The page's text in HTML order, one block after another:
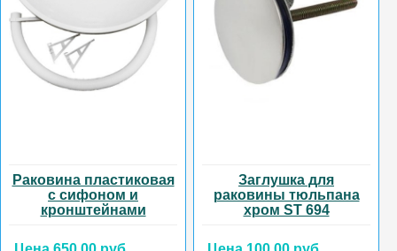
Раковина пластиковая
с сифоном и
кронштейнами
Заглушка для
раковины тюльпана
хром ST 694